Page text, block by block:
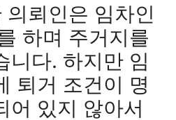
뢰인은 임차인
하며 주거지를
니다. 하지만 임
퇴거 조건이 명
어 있지 않아서